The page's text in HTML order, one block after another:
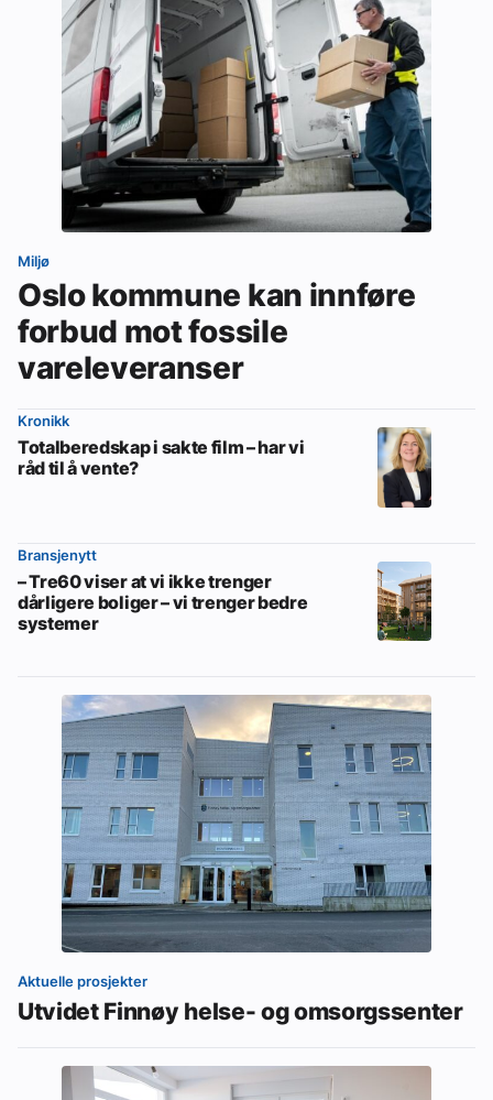
Miljø
Oslo kommune kan innføre
forbud mot fossile
vareleveranser
Kronikk
Totalberedskap i sakte film – har vi
råd til å vente?
Bransjenytt
– Tre60 viser at vi ikke trenger
dårligere boliger – vi trenger bedre
systemer
Aktuelle prosjekter
Utvidet Finnøy helse- og omsorgssenter